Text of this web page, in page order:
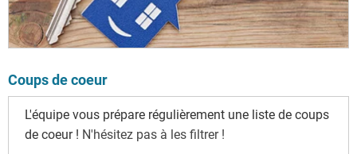
Coups de coeur
L'équipe vous prépare régulièrement une liste de coups
de coeur ! N'hésitez pas à les filtrer !